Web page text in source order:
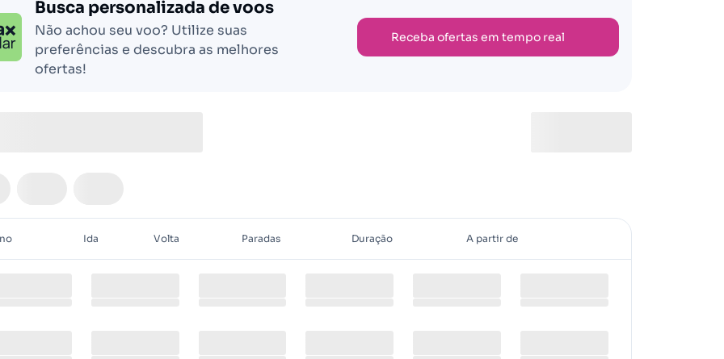
Busca personalizada de voos
Não achou seu voo? Utilize suas
preferências e descubra as melhores
ofertas!
Receba ofertas em tempo real
Ida Volta Paradas Duração A partir de